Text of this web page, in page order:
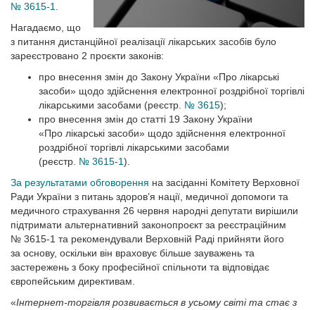
№ 3615-1
Нагадаємо, що
з питання дистанційної реалізації лікарських засобів було
зареєстровано 2 проєкти законів:
про внесення змін до Закону України «Про лікарські
засоби» щодо здійснення електронної роздрібної торгівлі
лікарськими засобами (реєстр. № 3615);
про внесення змін до статті 19 Закону Украї­ни
«Про лікарські засоби» щодо здійснення електронної
роздрібної торгівлі лікарськими засобами
(реєстр. № 3615-1).
За результатами обговорення на засіданні Комітету Верховної
Ради України з питань здоров’я нації, медичної допомоги та
медичного страхування 26 червня народні депутати вирішили
підтримати альтернативний законопроєкт за реєстраційним
№ 3615-1 та рекомендували Верховній Раді прийняти його
за основу, оскільки він враховує більше зауважень та
застережень з боку професійної спільноти та відповідає
європейським директивам.
«Інтернет-торгівля розвивається в усьому світі та стає з